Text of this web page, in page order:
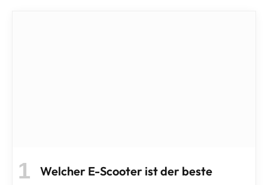
Welcher E-Scooter ist der beste